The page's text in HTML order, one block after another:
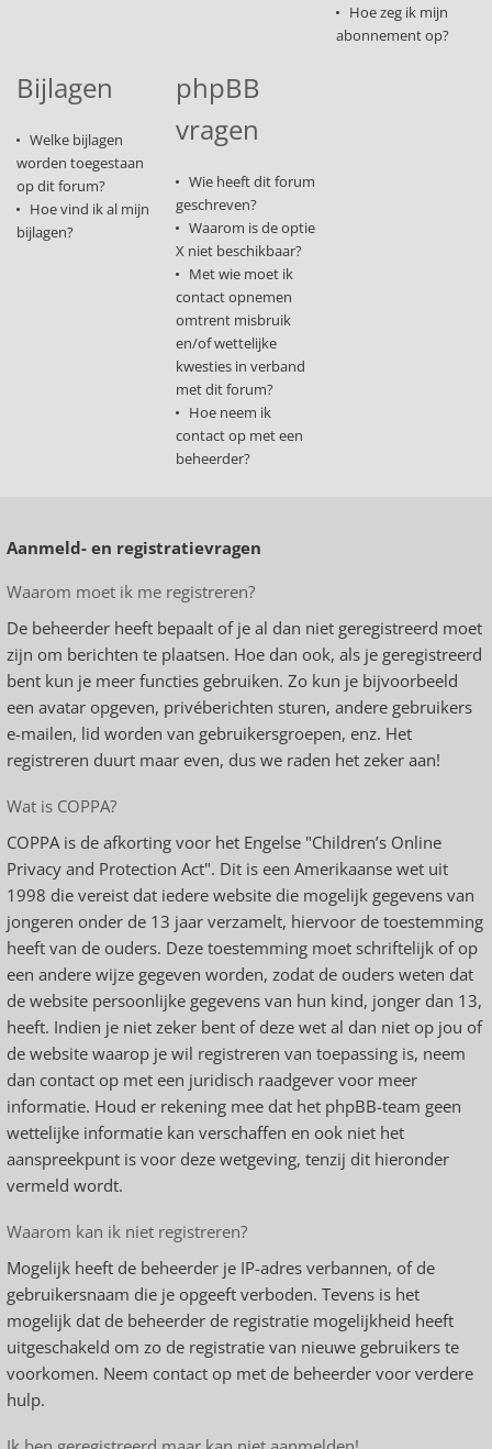
Hoe zeg ik mijn
abonnement op?
Bijlagen
Welke bijlagen
worden toegestaan
op dit forum?
Hoe vind ik al mijn
bijlagen?
phpBB
vragen
Wie heeft dit forum
geschreven?
Waarom is de optie
X niet beschikbaar?
Met wie moet ik
contact opnemen
omtrent misbruik
en/of wettelijke
kwesties in verband
met dit forum?
Hoe neem ik
contact op met een
beheerder?
Aanmeld- en registratievragen
Waarom moet ik me registreren?
De beheerder heeft bepaalt of je al dan niet geregistreerd moet
zijn om berichten te plaatsen. Hoe dan ook, als je geregistreerd
bent kun je meer functies gebruiken. Zo kun je bijvoorbeeld
een avatar opgeven, privéberichten sturen, andere gebruikers
e-mailen, lid worden van gebruikersgroepen, enz. Het
registreren duurt maar even, dus we raden het zeker aan!
Wat is COPPA?
COPPA is de afkorting voor het Engelse "Children’s Online
Privacy and Protection Act". Dit is een Amerikaanse wet uit
1998 die vereist dat iedere website die mogelijk gegevens van
jongeren onder de 13 jaar verzamelt, hiervoor de toestemming
heeft van de ouders. Deze toestemming moet schriftelijk of op
een andere wijze gegeven worden, zodat de ouders weten dat
de website persoonlijke gegevens van hun kind, jonger dan 13,
heeft. Indien je niet zeker bent of deze wet al dan niet op jou of
de website waarop je wil registreren van toepassing is, neem
dan contact op met een juridisch raadgever voor meer
informatie. Houd er rekening mee dat het phpBB-team geen
wettelijke informatie kan verschaffen en ook niet het
aanspreekpunt is voor deze wetgeving, tenzij dit hieronder
vermeld wordt.
Waarom kan ik niet registreren?
Mogelijk heeft de beheerder je IP-adres verbannen, of de
gebruikersnaam die je opgeeft verboden. Tevens is het
mogelijk dat de beheerder de registratie mogelijkheid heeft
uitgeschakeld om zo de registratie van nieuwe gebruikers te
voorkomen. Neem contact op met de beheerder voor verdere
hulp.